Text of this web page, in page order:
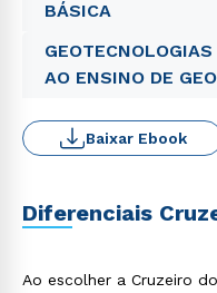
BÁSICA
AO ENSINO DE
Baixar Ebook
Diferenciais
Ao escolher a Cruzeiro